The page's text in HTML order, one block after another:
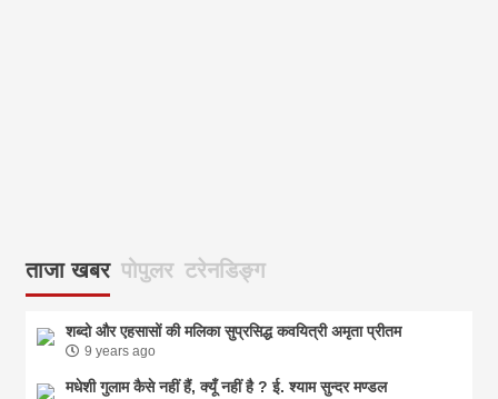
ताजा खबर पोपुलर टरेनडिङ्ग
शब्दो और एहसासों की मलिका सुप्रसिद्ध कवयित्री अमृता प्रीतम
9 years ago
मधेशी गुलाम कैसे नहीं हैं, क्यूँ नहीं है ? ई. श्याम सुन्दर मण्डल